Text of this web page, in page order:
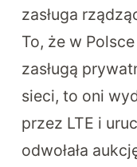
zasługa
To, że w
zasługą
sieci, to oni
przez LTE i
odwołała